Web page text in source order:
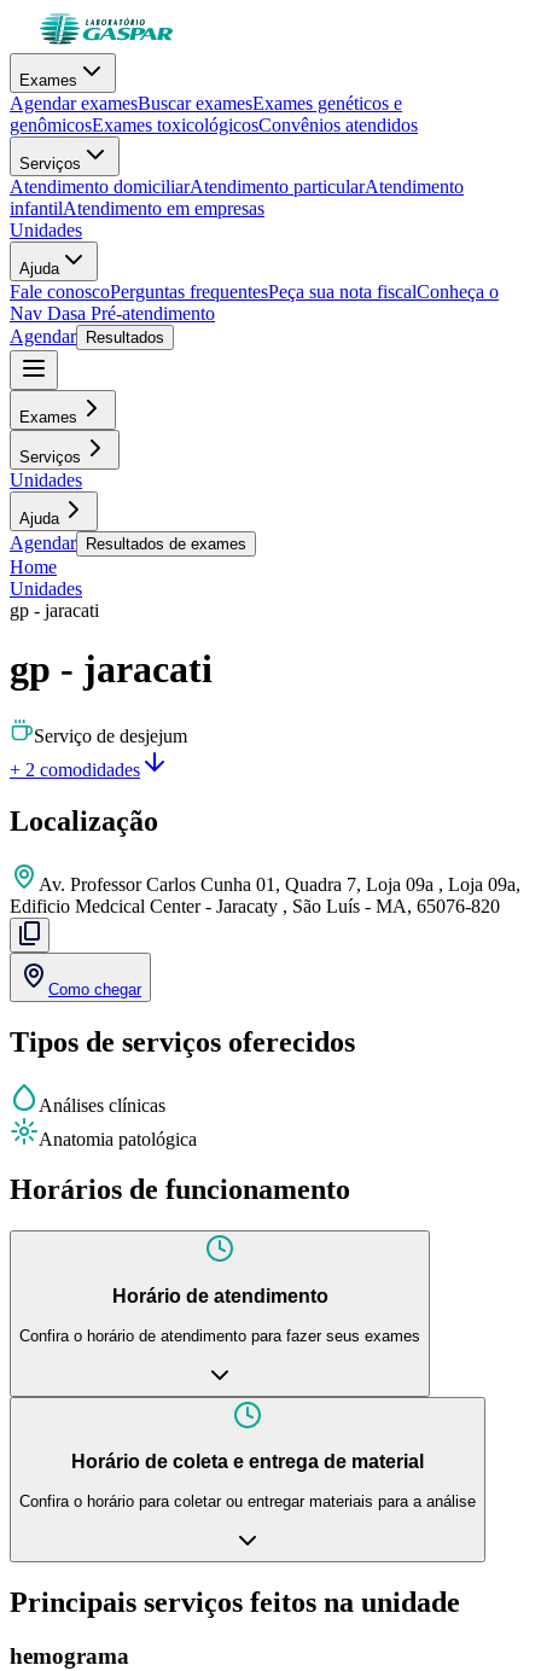
Exames
Agendar examesBuscar examesExames genéticos e
genômicosExames toxicológicosConvênios atendidos
Serviços
Atendimento domiciliarAtendimento particularAtendimento
infantilAtendimento em empresas
Unidades
Ajuda
Fale conoscoPerguntas frequentesPeça sua nota fiscalConheça o
Nav Dasa Pré-atendimento
Agendar
Resultados
Exames
Serviços
Unidades
Ajuda
Agendar Resultados de exames
Home
Unidades
gp - jaracati
gp - jaracati
Serviço de desjejum
+ 2 comodidades
Localização
Av. Professor Carlos Cunha 01, Quadra 7, Loja 09a , Loja 09a,
Edificio Medcical Center - Jaracaty , São Luís - MA, 65076-820
Como chegar
Tipos de serviços oferecidos
Análises clínicas
Anatomia patológica
Horários de funcionamento
Horário de atendimento
Confira o horário de atendimento para fazer seus exames
Horário de coleta e entrega de material
Confira o horário para coletar ou entregar materiais para a análise
Principais serviços feitos na unidade
hemograma